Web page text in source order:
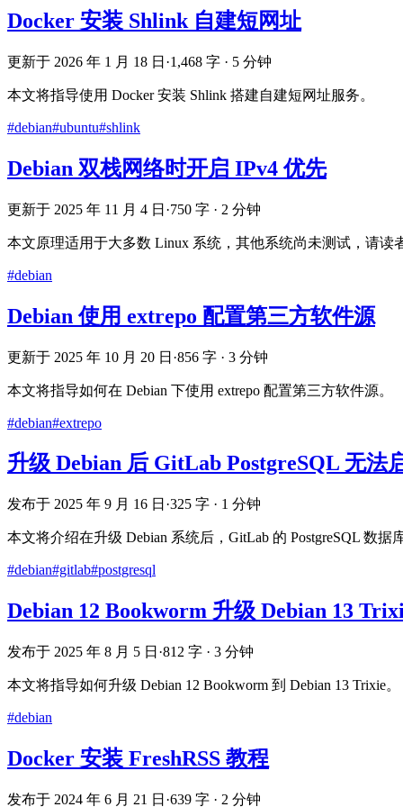
Docker 安装 Shlink 自建短网址
更新于 2026 年 1 月 18 日 ·1,468 字 · 5 分钟
本文将指导使用 Docker 安装 Shlink 搭建自建短网址服务。
#debian#ubuntu#shlink
Debian 双栈网络时开启 IPv4 优先
更新于 2025 年 11 月 4 日 ·750 字 · 2 分钟
本文原理适用于大多数 Linux 系统，其他系统尚未测试，请读
#debian
Debian 使用 extrepo 配置第三方软件源
更新于 2025 年 10 月 20 日 ·856 字 · 3 分钟
本文将指导如何在 Debian 下使用 extrepo 配置第三方软件源。
#debian#extrepo
升级 Debian 后 GitLab PostgreSQL 无法
发布于 2025 年 9 月 16 日 ·325 字 · 1 分钟
本文将介绍在升级 Debian 系统后，GitLab 的 PostgreSQL 数
#debian#gitlab#postgresql
Debian 12 Bookworm 升级 Debian 13
发布于 2025 年 8 月 5 日 ·812 字 · 3 分钟
本文将指导如何升级 Debian 12 Bookworm 到 Debian 13 Trixie。
#debian
Docker 安装 FreshRSS 教程
发布于 2024 年 6 月 21 日 ·639 字 · 2 分钟